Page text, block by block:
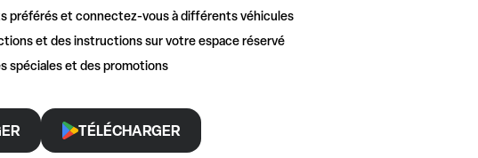
préférés et connectez-vous à différents véhicules
et des instructions sur votre espace réservé
spéciales et des promotions
TÉLÉCHARGER